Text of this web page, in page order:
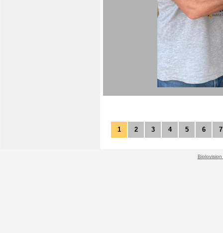
1 2 3 4 5 6 7
Biolovision